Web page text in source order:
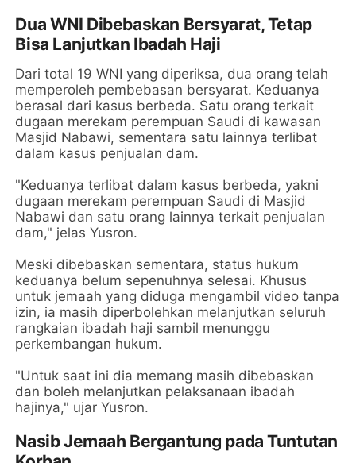
Dua WNI Dibebaskan Bersyarat, Tetap
Bisa Lanjutkan Ibadah Haji
Dari total 19 WNI yang diperiksa, dua orang telah
memperoleh pembebasan bersyarat. Keduanya
berasal dari kasus berbeda. Satu orang terkait
dugaan merekam perempuan Saudi di kawasan
Masjid Nabawi, sementara satu lainnya terlibat
dalam kasus penjualan dam.
"Keduanya terlibat dalam kasus berbeda, yakni
dugaan merekam perempuan Saudi di Masjid
Nabawi dan satu orang lainnya terkait penjualan
dam," jelas Yusron.
Meski dibebaskan sementara, status hukum
keduanya belum sepenuhnya selesai. Khusus
untuk jemaah yang diduga mengambil video tanpa
izin, ia masih diperbolehkan melanjutkan seluruh
rangkaian ibadah haji sambil menunggu
perkembangan hukum.
"Untuk saat ini dia memang masih dibebaskan
dan boleh melanjutkan pelaksanaan ibadah
hajinya," ujar Yusron.
Nasib Jemaah Bergantung pada Tuntutan